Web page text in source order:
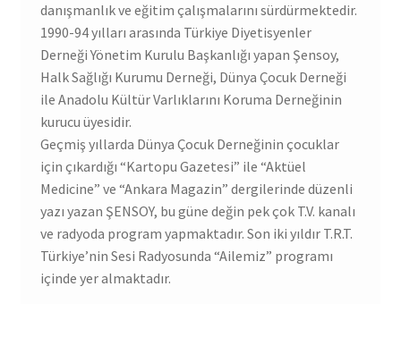
danışmanlık ve eğitim çalışmalarını sürdürmektedir.
1990-94 yılları arasında Türkiye Diyetisyenler
Derneği Yönetim Kurulu Başkanlığı yapan Şensoy,
Halk Sağlığı Kurumu Derneği, Dünya Çocuk Derneği
ile Anadolu Kültür Varlıklarını Koruma Derneğinin
kurucu üyesidir.
Geçmiş yıllarda Dünya Çocuk Derneğinin çocuklar
için çıkardığı “Kartopu Gazetesi” ile “Aktüel
Medicine” ve “Ankara Magazin” dergilerinde düzenli
yazı yazan ŞENSOY, bu güne değin pek çok T.V. kanalı
ve radyoda program yapmaktadır. Son iki yıldır T.R.T.
Türkiye’nin Sesi Radyosunda “Ailemiz” programı
içinde yer almaktadır.